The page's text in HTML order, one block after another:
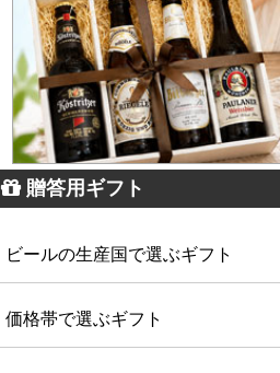
贈答用ギフト
ビールの生産国で選ぶギフト
価格帯で選ぶギフト